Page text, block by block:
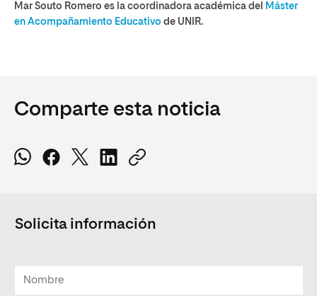
Mar Souto Romero es la coordinadora académica del
Máster
en Acompañamiento Educativo de UNIR.
Comparte esta noticia
Solicita información